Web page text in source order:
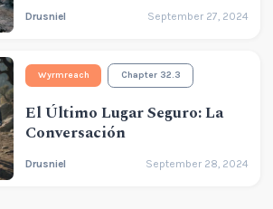
Drusniel September 27, 2024
Wyrmreach Chapter 32.3
El Último Lugar Seguro: La
Conversación
Drusniel September 28, 2024